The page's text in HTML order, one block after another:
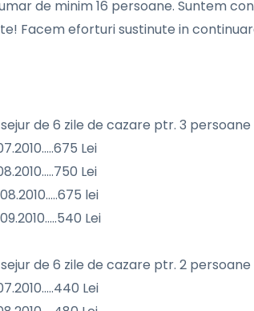
de minim 16 persoane. Suntem
Facem eforturi sustinute in
de 6 zile de cazare ptr. 3
Lei
Lei
lei
Lei
de 6 zile de cazare ptr. 2
Lei